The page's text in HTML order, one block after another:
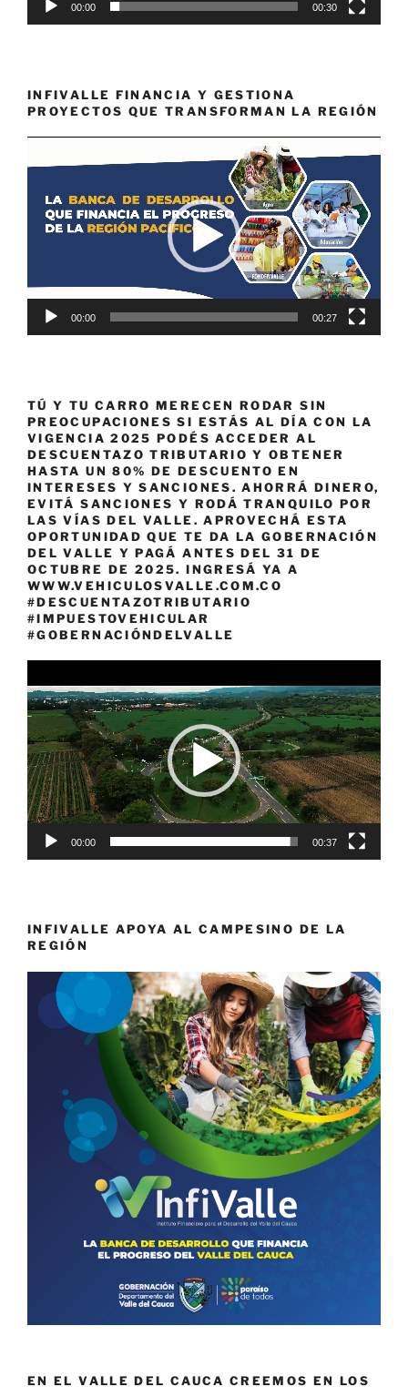
00:00 00:30
INFIVALLE FINANCIA Y GESTIONA
PROYECTOS QUE TRANSFORMAN LA REGIÓN
de
00:00 00:27
TÚ Y TU CARRO MERECEN RODAR SIN
PREOCUPACIONES SI ESTÁS AL DÍA CON LA
VIGENCIA 2025 PODÉS ACCEDER AL
DESCUENTAZO TRIBUTARIO Y OBTENER
HASTA UN 80% DE DESCUENTO EN
INTERESES Y SANCIONES. AHORRÁ DINERO,
EVITÁ SANCIONES Y RODÁ TRANQUILO POR
LAS VÍAS DEL VALLE. APROVECHÁ ESTA
OPORTUNIDAD QUE TE DA LA GOBERNACIÓN
DEL VALLE Y PAGÁ ANTES DEL 31 DE
OCTUBRE DE 2025. INGRESÁ YA A
WWW.VEHICULOSVALLE.COM.CO
#DESCUENTAZOTRIBUTARIO
#IMPUESTOVEHICULAR
#GOBERNACIÓNDELVALLE
de
vídeo
00:00 00:37
INFIVALLE APOYA AL CAMPESINO DE LA
REGIÓN
EN EL VALLE DEL CAUCA CREEMOS EN LOS